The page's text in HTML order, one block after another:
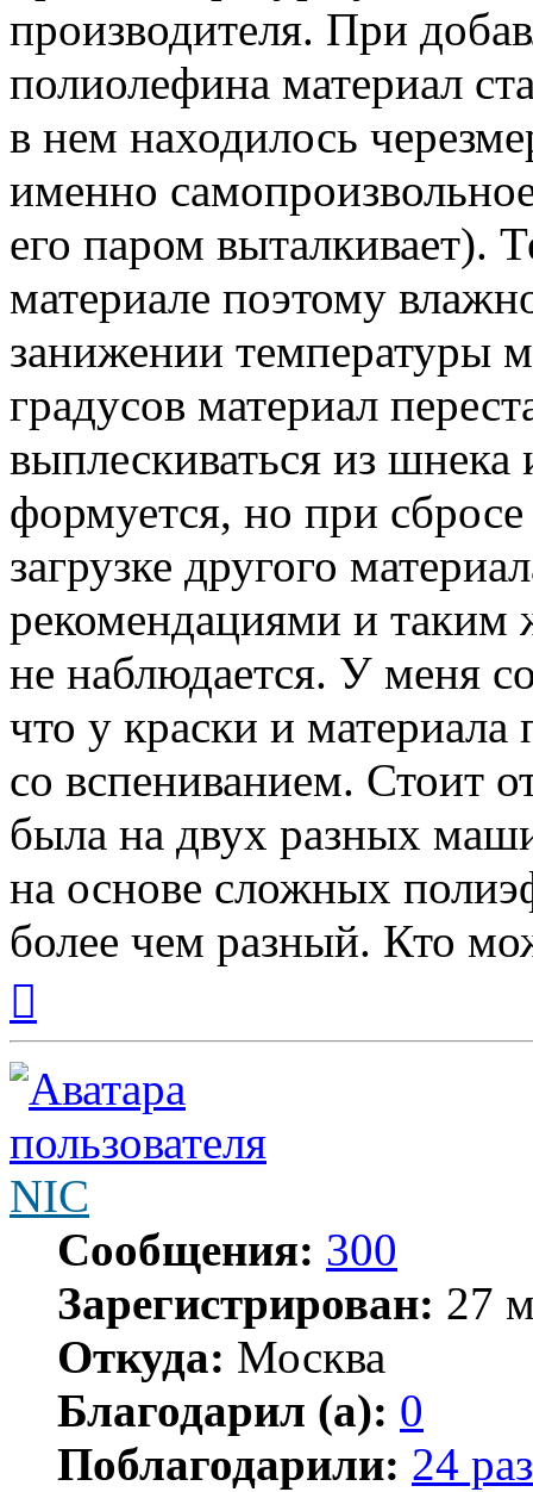
производителя. При
полиолефина материал
в нем находилось
именно
его паром выталкивает).
материале поэтому
занижении температуры
градусов материал
выплескиваться из шнека
формуется, но при
загрузке другого
рекомендациями и таким
не наблюдается. У меня
что у краски и
со вспениванием. Стоит
была на двух разных
на основе сложных
более чем разный. Кто
началу
NIC
Сообщения: 300
Зарегистрирован: 27
Откуда: Москва
Благодарил (а): 0
Поблагодарили: 24